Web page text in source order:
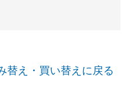
替え・買い替えに戻る